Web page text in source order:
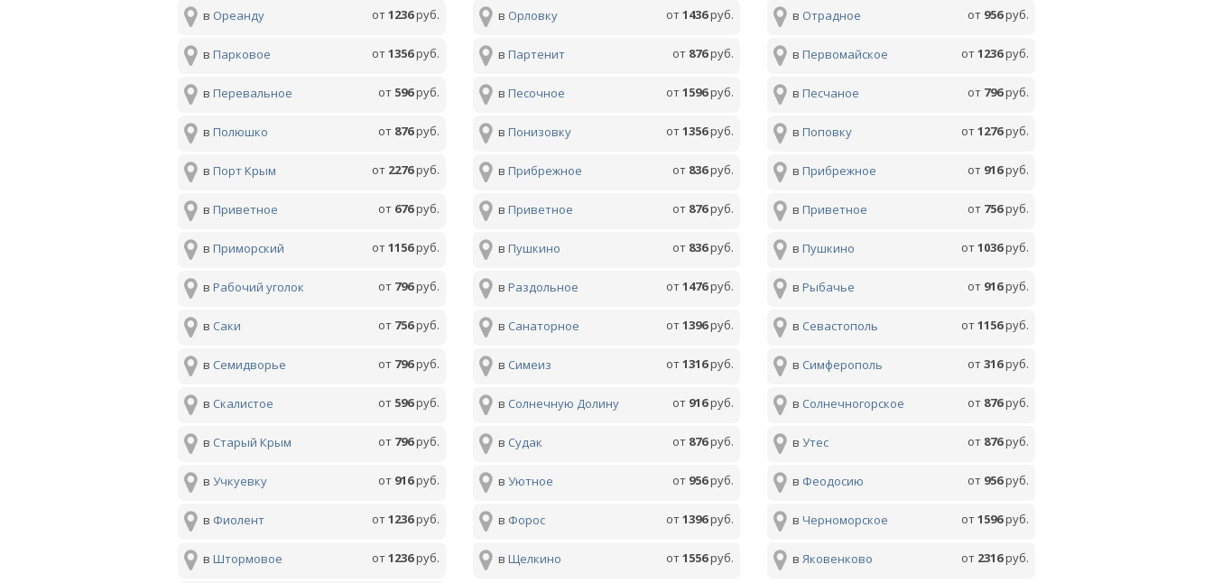
от1236руб.
в Ореанду от1436руб.
в Орловку от 956руб.
в Отрадное
от1356руб.
в Парковое от 876руб.
в Партенит от1236руб.
вПервомайское
от 596руб.
в Перевальное от1596руб.
в Песочное от 796руб.
вПесчаное
от 876руб.
в Полюшко от1356руб.
в Понизовку от1276руб.
вПоповку
от 2276руб.
в Порт Крым от 836руб.
в Прибрежное от 916руб.
вПрибрежное
от 676руб.
в Приветное от 876руб.
в Приветное от 756руб.
вПриветное
от1156руб.
в Приморский от 836руб.
в Пушкино от1036руб.
вПушкино
от 796руб.
в Рабочий уголок от1476руб.
в Раздольное от 916руб.
вРыбачье
от 756руб.
в Саки от1396руб.
в Санаторное от1156руб.
в Севастополь
от 796руб.
в Семидворье от1316руб.
в Симеиз от316руб.
в Симферополь
от 596руб.
в Скалистое от 916руб.
в Солнечную Долину от 876руб.
в Солнечногорское
от 796руб.
в Старый Крым от 876руб.
в Судак от 876руб.
вУтес
от 916руб.
в Учкуевку от 956руб.
в Уютное от 956руб.
в Феодосию
от1236руб.
в Фиолент от1396руб.
в Форос от1596руб.
вЧерноморское
от1236руб.
в Штормовое от1556руб.
в Щелкино от 2316руб.
вЯковенково